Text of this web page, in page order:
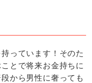
っています！そのた
とで将来お金持ちに
から男性に奢っても